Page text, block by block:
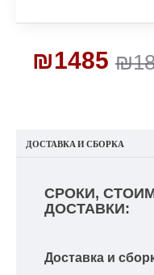
₪1485
ДОСТАВКА И СБОРКА
СРОКИ,
ДОСТАВКИ:
Доставка и